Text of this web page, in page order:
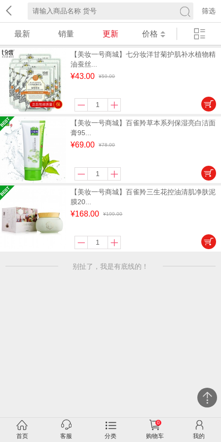
筛选
最新 销量 更新 价格
【美妆一号商城】七分妆洋甘菊护肌补水植物精
油蚕丝...
¥43.00 ¥59.00
【美妆一号商城】百雀羚草本系列保湿亮白洁面
膏95...
¥69.00 ¥78.00
【美妆一号商城】百雀羚三生花控油清肌净肤泥
膜20...
¥168.00 ¥199.00
别扯了，我是有底线的！
首页 客服 分类
0
购物车 我的
关闭